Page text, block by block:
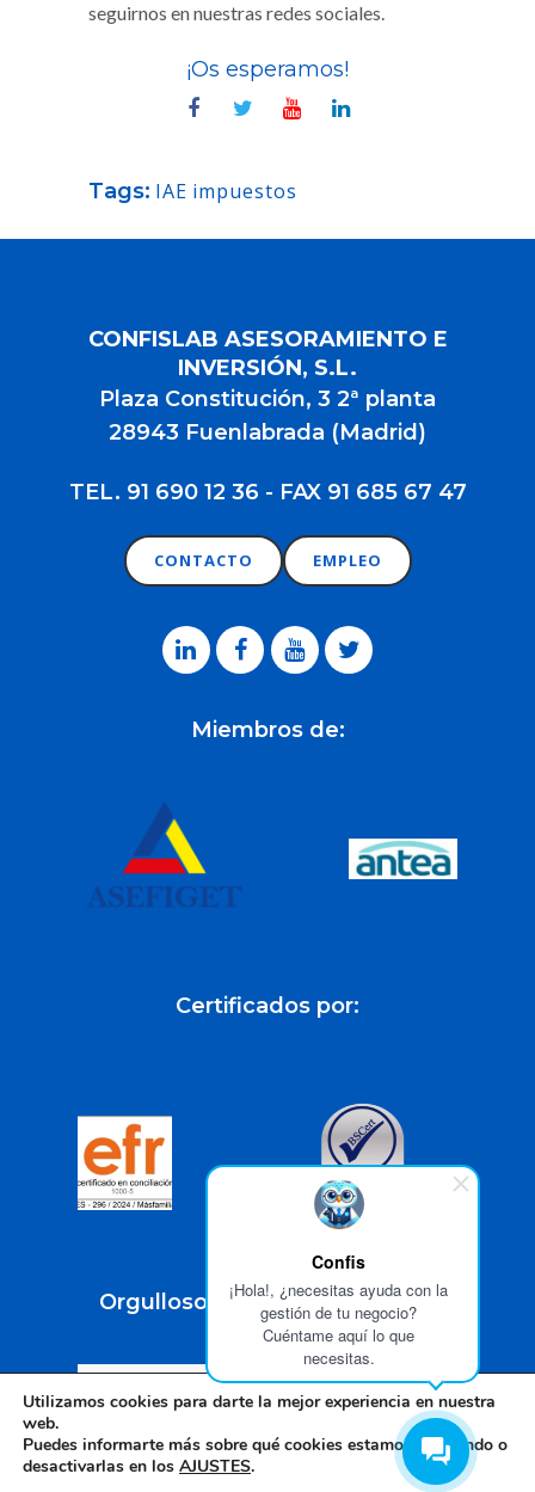
Confis
¡Hola!, ¿necesitas ayuda con la
gestión de tu negocio?
Cuéntame aquí lo que
necesitas.
seguirnos en nuestras redes sociales.
¡Os esperamos!
Tags: IAE impuestos
CONFISLAB ASESORAMIENTO E
INVERSIÓN, S.L.
Plaza Constitución, 3 2ª planta
28943 Fuenlabrada (Madrid)
TEL. 91 690 12 36 - FAX 91 685 67 47
CONTACTO EMPLEO
Miembros de:
Certificados por:
Orgullosos patrocinadores de:
Diseño web
Utilizamos cookies para darte la mejor experiencia en nuestra
web.
Puedes informarte más sobre qué cookies estamos utilizando o
desactivarlas en los AJUSTES.